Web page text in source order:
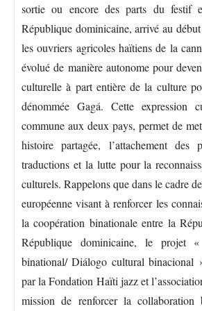
sortie ou encore des parts du festif
République dominicaine, arrivé au
les ouvriers agricoles haïtiens de la
évolué de manière autonome pour
culturelle à part entière de la culture
dénommée Gagá. Cette expression
commune aux deux pays, permet de
histoire partagée, l’attachement des
traductions et la lutte pour la
culturels. Rappelons que dans le cadre
européenne visant à renforcer les
la coopération binationale entre la
République dominicaine, le projet
binational/ Diálogo cultural binacional
par la Fondation Haïti jazz et
mission de renforcer la collaboration